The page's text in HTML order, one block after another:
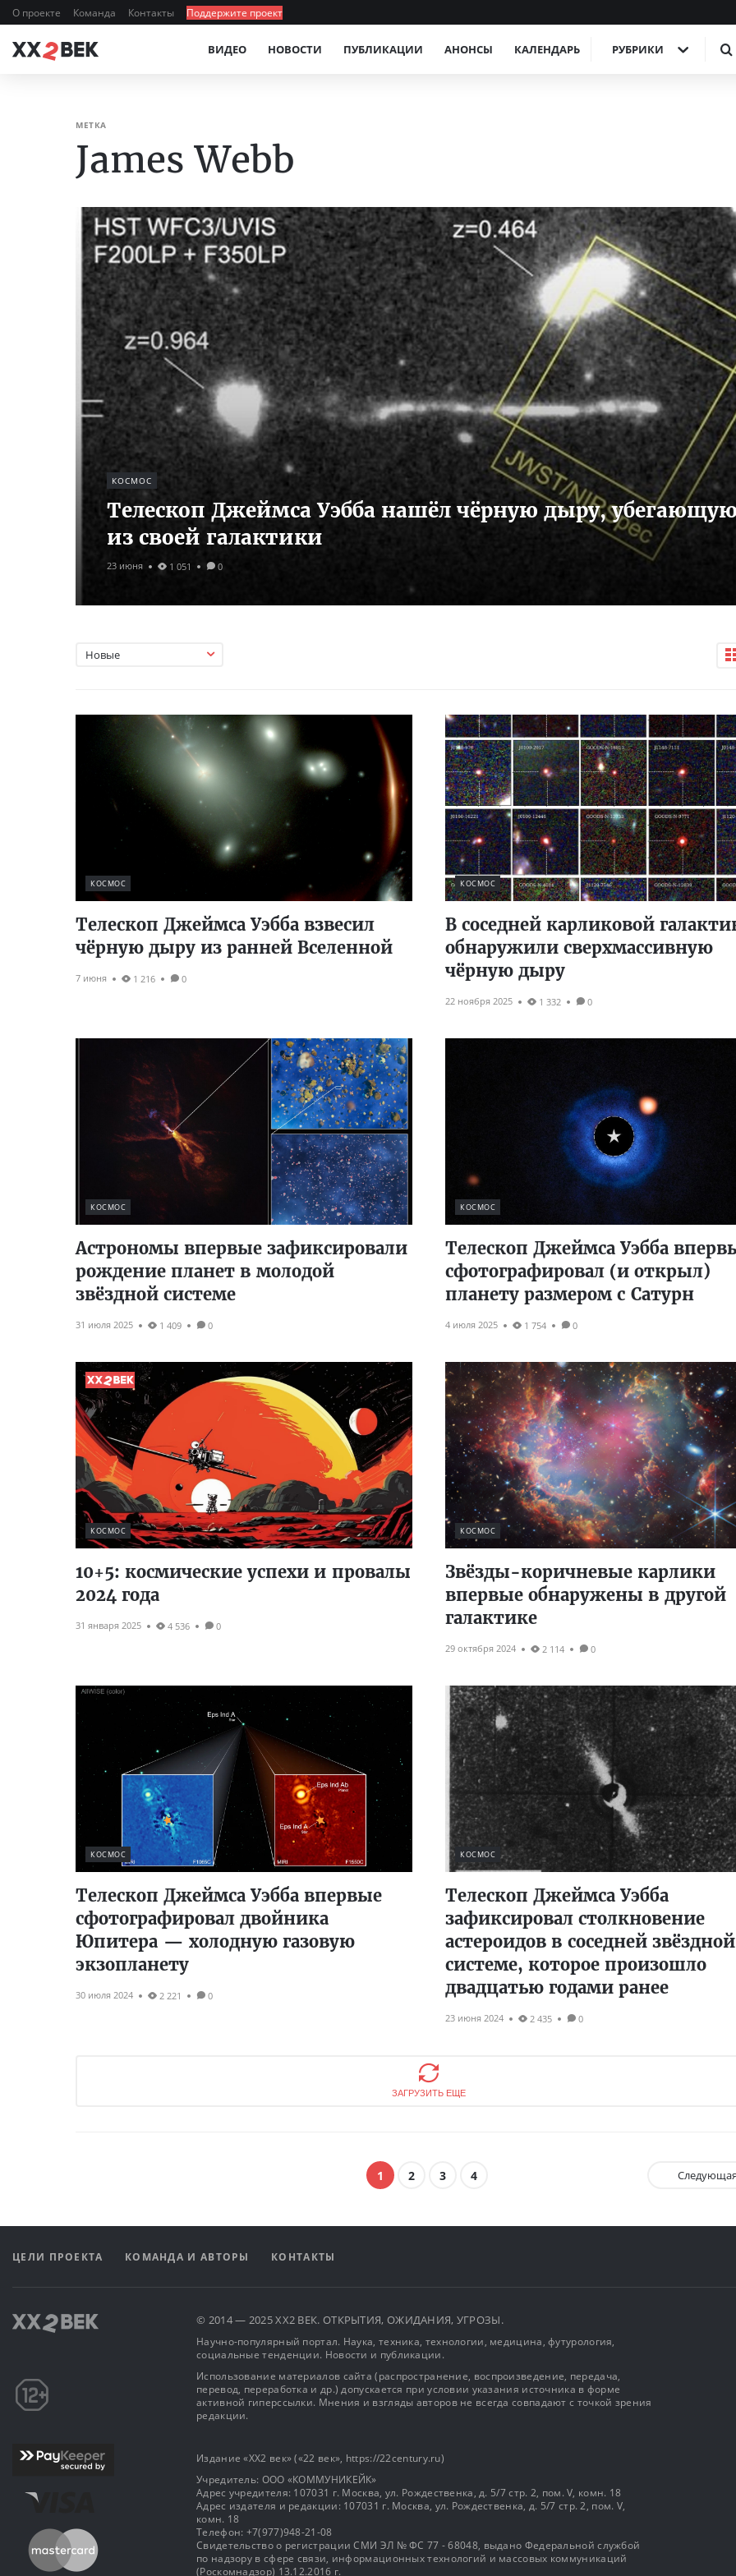
О проекте Команда Контакты Поддержите проект
ВИДЕО НОВОСТИ ПУБЛИКАЦИИ АНОНСЫ КАЛЕНДАРЬ РУБРИКИ
МЕТКА
James Webb
КОСМОС
Телескоп Джеймса Уэбба нашёл чёрную дыру,
из своей галактики
23 июня 1 051 0
Новые
КОСМОС
Телескоп Джеймса Уэбба взвесил
чёрную дыру из ранней Вселенной
7 июня 1 216 0
КОСМОС
В соседней карликовой
обнаружили сверхмассивную
чёрную дыру
22 ноября 2025 1 332 0
КОСМОС
Астрономы впервые зафиксировали
рождение планет в молодой
звёздной системе
31 июля 2025 1 409 0
КОСМОС
Телескоп Джеймса Уэбба
сфотографировал (и открыл)
планету размером с Сатурн
4 июля 2025 1 754 0
КОСМОС
10+5: космические успехи и провалы
2024 года
31 января 2025 4 536 0
КОСМОС
Звёзды-коричневые карлики
впервые обнаружены в другой
галактике
29 октября 2024 2 114 0
КОСМОС
Телескоп Джеймса Уэбба впервые
сфотографировал двойника
Юпитера — холодную газовую
экзопланету
30 июля 2024 2 221 0
КОСМОС
Телескоп Джеймса Уэбба
зафиксировал столкновение
астероидов в соседней звёздной
системе, которое произошло
двадцатью годами ранее
23 июня 2024 2 435 0
ЗАГРУЗИТЬ ЕЩЕ
1 2 3 4
ЦЕЛИ ПРОЕКТА КОМАНДА И АВТОРЫ КОНТАКТЫ
© 2014 — 2025 XX2 ВЕК. ОТКРЫТИЯ, ОЖИДАНИЯ, УГРОЗЫ.
Научно-популярный портал. Наука, техника, технологии, медицина, футурология,
социальные тенденции. Новости и публикации.
Использование материалов сайта (распространение, воспроизведение, передача,
перевод, переработка и др.) допускается при условии указания источника в форме
активной гиперссылки. Мнения и взгляды авторов не всегда совпадают с точкой зрения
редакции.
Издание «XX2 век» («22 век», https://22century.ru)
Учредитель: OOO «КОММУНИКЕЙК»
Адрес учредителя: 107031 г. Москва, ул. Рождественка, д. 5/7 стр. 2, пом. V, комн. 18
Адрес издателя и редакции: 107031 г. Москва, ул. Рождественка, д. 5/7 стр. 2, пом. V,
комн. 18
Телефон: +7(977)948-21-08
Свидетельство о регистрации СМИ ЭЛ № ФС 77 - 68048, выдано Федеральной службой
по надзору в сфере связи, информационных технологий и массовых коммуникаций
(Роскомнадзор) 13.12.2016 г.